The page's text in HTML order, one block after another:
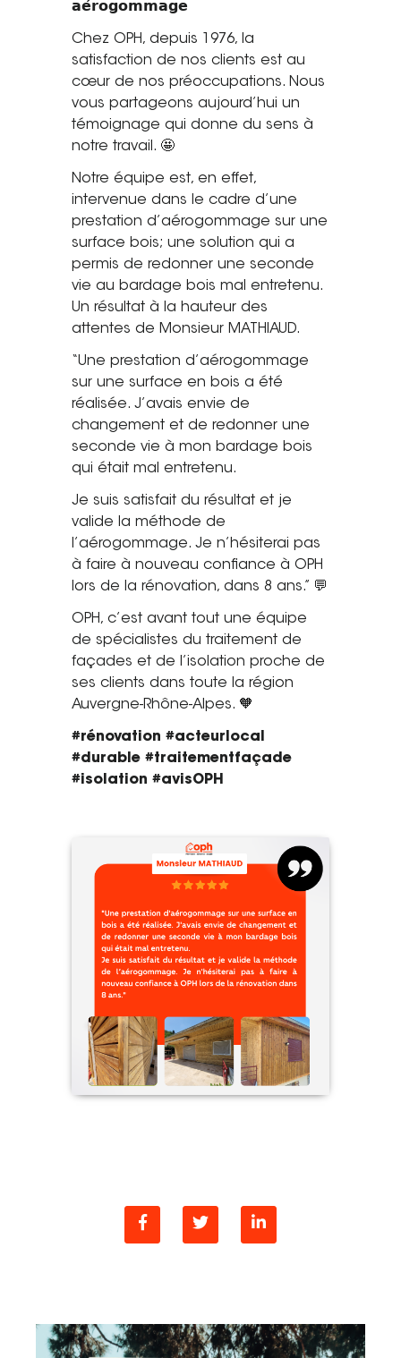
Saint-Étienne
Vichy
La société
Nos réalisations
Pour les pros
Plâtrier / Peintre
Charpentier / Couvreur
Syndic / Régie
Architecte
Tel. 04 82 29 21 82
Contact
Avis clients
Recrutement
Actualités
Guide rénovation
𝗮𝗲́𝗿𝗼𝗴𝗼𝗺𝗺𝗮𝗴𝗲
Chez OPH, depuis 1976, la
satisfaction de nos clients est au
cœur de nos préoccupations. Nous
vous partageons aujourd’hui un
témoignage qui donne du sens à
notre travail. 🤩
Notre équipe est, en effet,
intervenue dans le cadre d’une
prestation d’aérogommage sur une
surface bois; une solution qui a
permis de redonner une seconde
vie au bardage bois mal entretenu.
Un résultat à la hauteur des
attentes de Monsieur MATHIAUD.
“Une prestation d’aérogommage
sur une surface en bois a été
réalisée. J’avais envie de
changement et de redonner une
seconde vie à mon bardage bois
qui était mal entretenu.
Je suis satisfait du résultat et je
valide la méthode de
l’aérogommage. Je n’hésiterai pas
à faire à nouveau confiance à OPH
lors de la rénovation, dans 8 ans.” 💬
OPH, c’est avant tout une équipe
de spécialistes du traitement de
façades et de l’isolation proche de
ses clients dans toute la région
Auvergne-Rhône-Alpes. 🧡
#rénovation #acteurlocal
#durable #traitementfaçade
#isolation #avisOPH